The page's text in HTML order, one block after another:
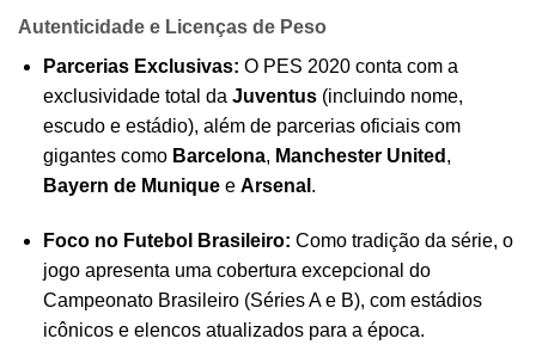
Autenticidade e Licenças de Peso
Parcerias Exclusivas: O PES 2020 conta com a
exclusividade total da Juventus(incluindo nome,
escudo e estádio), além de parcerias oficiais com
gigantes como Barcelona, Manchester United ,
Bayern de Muniquee Arsenal .
Foco no Futebol Brasileiro: Como tradição da série, o
jogo apresenta uma cobertura excepcional do
Campeonato Brasileiro (Séries A e B), com estádios
icônicos e elencos atualizados para a época.